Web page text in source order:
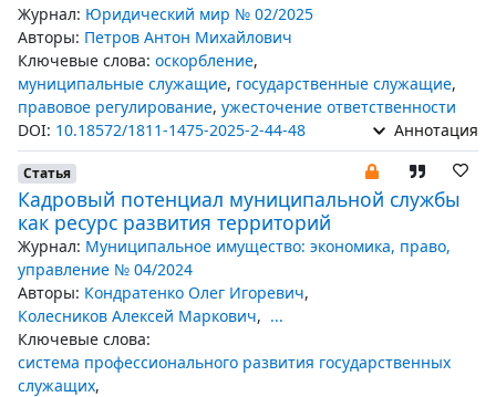
Журнал: Юридический мир № 02/2025
Авторы: Петров Антон Михайлович
Ключевые слова: оскорбление,
муниципальные служащие, государственные служащие,
правовое регулирование, ужесточение ответственности
DOI: 10.18572/1811-1475-2025-2-44-48 Аннотация
Статья
Кадровый потенциал муниципальной службы
как ресурс развития территорий
Журнал: Муниципальное имущество: экономика, право,
управление № 04/2024
Авторы: Кондратенко Олег Игоревич,
Колесников Алексей Маркович, ...
Ключевые слова:
система профессионального развития государственных
служащих,